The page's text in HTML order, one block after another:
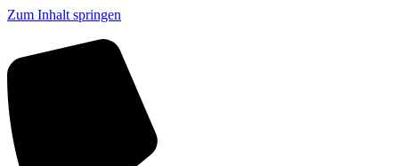
Zum Inhalt springen